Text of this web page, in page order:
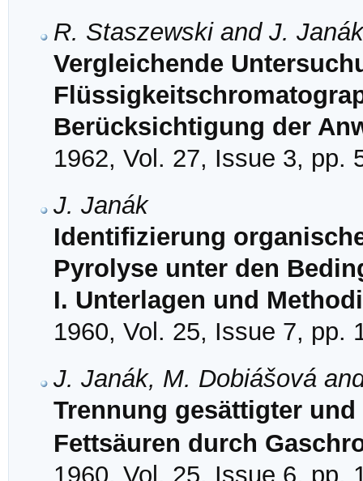
R. Staszewski and J. Janák
Vergleichende
Berücksichtigung der
1962, Vol. 27, Issue 3, pp.
J. Janák
Identifizierung
Pyrolyse unter den
I. Unterlagen und
1960, Vol. 25, Issue 7, pp.
J. Janák, M. Dobiášová
Trennung gesättigter
Fettsäuren durch
1960, Vol. 25, Issue 6, pp.